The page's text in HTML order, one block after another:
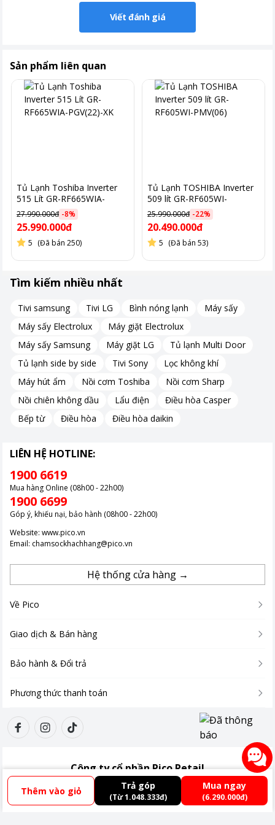
Dung tích 240 lít – tối ưu cho gia đình nhỏ
Với dung tích sử dụng khoảng 240 lít, tủ lạnh đáp ứng tốt nhu
cầu lưu trữ thực phẩm hằng ngày. Ngăn đá và ngăn lạnh được
phân chia hợp lý, giúp bạn bảo quản thực phẩm tươi sống, rau
củ và đồ đông lạnh một cách khoa học, tránh lẫn mùi và giữ độ
Công nghệ Origin Inverter – tiết kiệm điện hiệu quả
chỉnh công suất máy nén linh hoạt theo nhu cầu làm lạnh thực
tế. Nhờ đó, tủ lạnh vận hành êm ái hơn, ổn định nhiệt độ tốt
hơn và tiết kiệm điện năng đáng kể so với các dòng tủ lạnh
thông thường.
*Hình ảnh chỉ mang tính chất minh họa
Viết đánh giá
Sản phẩm liên quan
Tủ Lạnh Toshiba Inverter
515 Lít GR-RF665WIA-
PGV(22)-XK
27.990.000đ -8%
25.990.000đ
5 (Đã bán 250)
Tủ Lạnh TOSHIBA Inverter
509 lít GR-RF605WI-
PMV(06)
25.990.000đ -22%
20.490.000đ
5 (Đã bán 53)
Thêm vào giỏ Trả góp
(Từ 1.048.333đ)
Mua ngay
(6.290.000đ)
Tìm kiếm nhiều nhất
Tivi samsung Tivi LG Bình nóng lạnh
Máy sấy
Máy sấy Electrolux
Máy giặt Electrolux
Máy sấy Samsung
Máy giặt LG
Tủ lạnh Multi Door
Tủ lạnh side by side
Tivi Sony
Lọc không khí
Máy hút ẩm
Nồi cơm Toshiba
Nồi cơm Sharp
Nồi chiên không dầu
Lẩu điện
Điều hòa Casper
Bếp từ
Điều hòa Điều hòa daikin
LIÊN HỆ HOTLINE:
1900 6619
Mua hàng Online (08h00 - 22h00)
1900 6699
Góp ý, khiếu nại, bảo hành (08h00 - 22h00)
Website: www.pico.vn
Email: chamsockhachhang@pico.vn
Hệ thống cửa hàng →
Về Pico
Giao dịch & Bán hàng
Bảo hành & Đổi trả
Phương thức thanh toán
Công ty cổ phần Pico Retail
Giấy ĐKKD: 0110485438
Địa chỉ:Tầng 3, Tòa nhà Xuân Thủy, số 173, đường Xuân Thủy, Phường Cầu
Giấy, Thành phố Hà Nội, Việt Nam